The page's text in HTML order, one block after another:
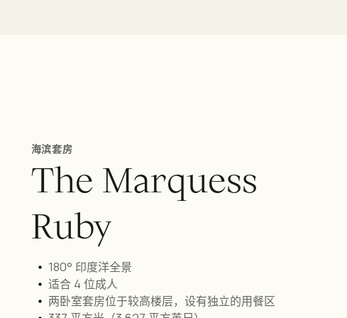
海滨套房
The Marquess
Ruby
180° 印度洋全景
适合 4 位成人
两卧室套房位于较高楼层，设有独立的用餐区